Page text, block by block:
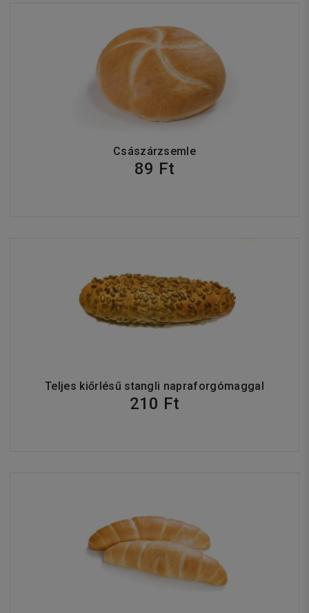
Császárzsemle
89 Ft
Teljes kiőrlésű stangli napraforgómaggal
210 Ft